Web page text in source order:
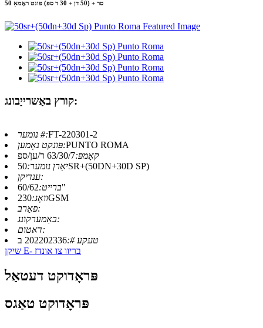
50 סר + (50 דן + 30 ד ספּ) פונט ראָמאַ
קורץ באַשרייַבונג:
נומער #:FT-220301-2
פּונקט נאָמען:PUNTO ROMA
קאָמפּ:63/30/7 ר/ען/ספּ
יאַרן נומער:50SR+(50DN+30D SP)
ענדיקן:
ברייט:60/62"
וואָג:230GSM
פאַרב:
באַמערקונג:
דאטום:
טעקע #:202202336 ב
שיקן E- בריוו צו אונדז
פּראָדוקט דעטאַל
פּראָדוקט טאַגס